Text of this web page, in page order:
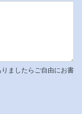
ましたらご自由にお書